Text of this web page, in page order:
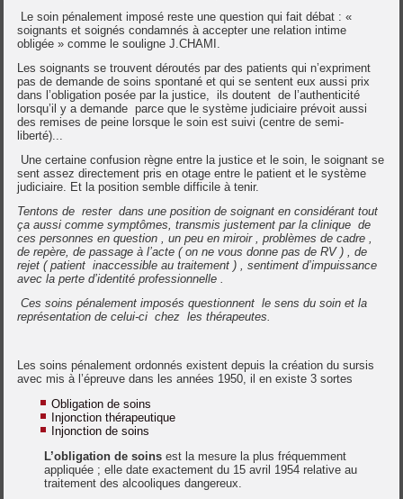
Le soin pénalement imposé reste une question qui fait débat : «
soignants et soignés condamnés à accepter une relation intime
obligée » comme le souligne J.CHAMI.
Les soignants se trouvent déroutés par des patients qui n’expriment
pas de demande de soins spontané et qui se sentent eux aussi prix
dans l’obligation posée par la justice, ils doutent de l’authenticité
lorsqu’il y a demande parce que le système judiciaire prévoit aussi
des remises de peine lorsque le soin est suivi (centre de semi-
liberté)...
Une certaine confusion règne entre la justice et le soin, le soignant se
sent assez directement pris en otage entre le patient et le système
judiciaire. Et la position semble difficile à tenir.
Tentons de rester dans une position de soignant en considérant tout
ça aussi comme symptômes, transmis justement par la clinique de
ces personnes en question , un peu en miroir , problèmes de cadre ,
de repère, de passage à l’acte ( on ne vous donne pas de RV ) , de
rejet ( patient inaccessible au traitement ) , sentiment d’impuissance
avec la perte d’identité professionnelle .
Ces soins pénalement imposés questionnent le sens du soin et la
représentation de celui-ci chez les thérapeutes.
Les soins pénalement ordonnés existent depuis la création du sursis
avec mis à l’épreuve dans les années 1950, il en existe 3 sortes
Obligation de soins
Injonction thérapeutique
Injonction de soins
L’obligation de soins est la mesure la plus fréquemment
appliquée ; elle date exactement du 15 avril 1954 relative au
traitement des alcooliques dangereux.